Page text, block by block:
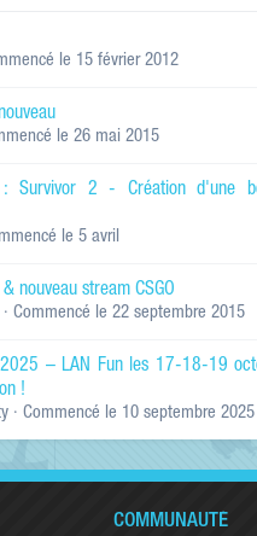
le 15 février 2012
le 26 mai 2015
Survivor 2 - Création d'une
le 5 avril
nouveau stream CSGO
· Commencé le 22 septembre 2015
2025 – LAN Fun les 17-18-19
!
· Commencé le 10 septembre 2025
COMMUNAUTÉ